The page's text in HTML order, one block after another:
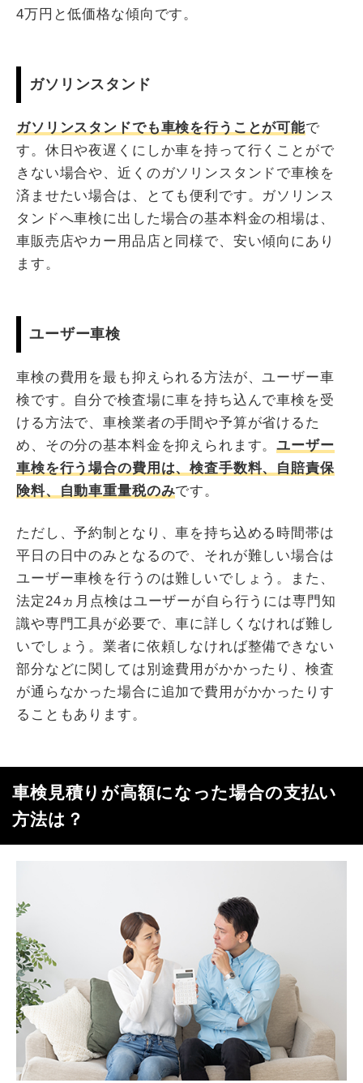
4万円と低価格な傾向です。
ガソリンスタンド
ガソリンスタンドでも車検を行うことが可能で
す。休日や夜遅くにしか車を持って行くことがで
きない場合や、近くのガソリンスタンドで車検を
済ませたい場合は、とても便利です。ガソリンス
タンドへ車検に出した場合の基本料金の相場は、
車販売店やカー用品店と同様で、安い傾向にあり
ます。
ユーザー車検
車検の費用を最も抑えられる方法が、ユーザー車
検です。自分で検査場に車を持ち込んで車検を受
ける方法で、車検業者の手間や予算が省けるた
め、その分の基本料金を抑えられます。ユーザー
車検を行う場合の費用は、検査手数料、自賠責保
険料、自動車重量税のみです。
ただし、予約制となり、車を持ち込める時間帯は
平日の日中のみとなるので、それが難しい場合は
ユーザー車検を行うのは難しいでしょう。また、
法定24ヵ月点検はユーザーが自ら行うには専門知
識や専門工具が必要で、車に詳しくなければ難し
いでしょう。業者に依頼しなければ整備できない
部分などに関しては別途費用がかかったり、検査
が通らなかった場合に追加で費用がかかったりす
ることもあります。
車検見積りが高額になった場合の支払い
方法は？